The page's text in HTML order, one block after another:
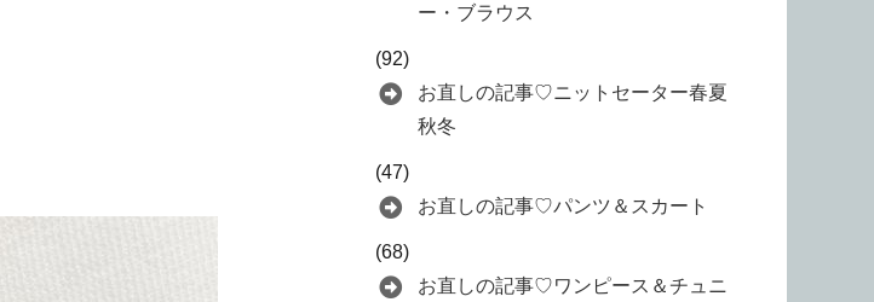
ー・ブラウス
(92)
お直しの記事♡ニットセーター春夏
秋冬
(47)
お直しの記事♡パンツ＆スカート
(68)
お直しの記事♡ワンピース＆チュニ